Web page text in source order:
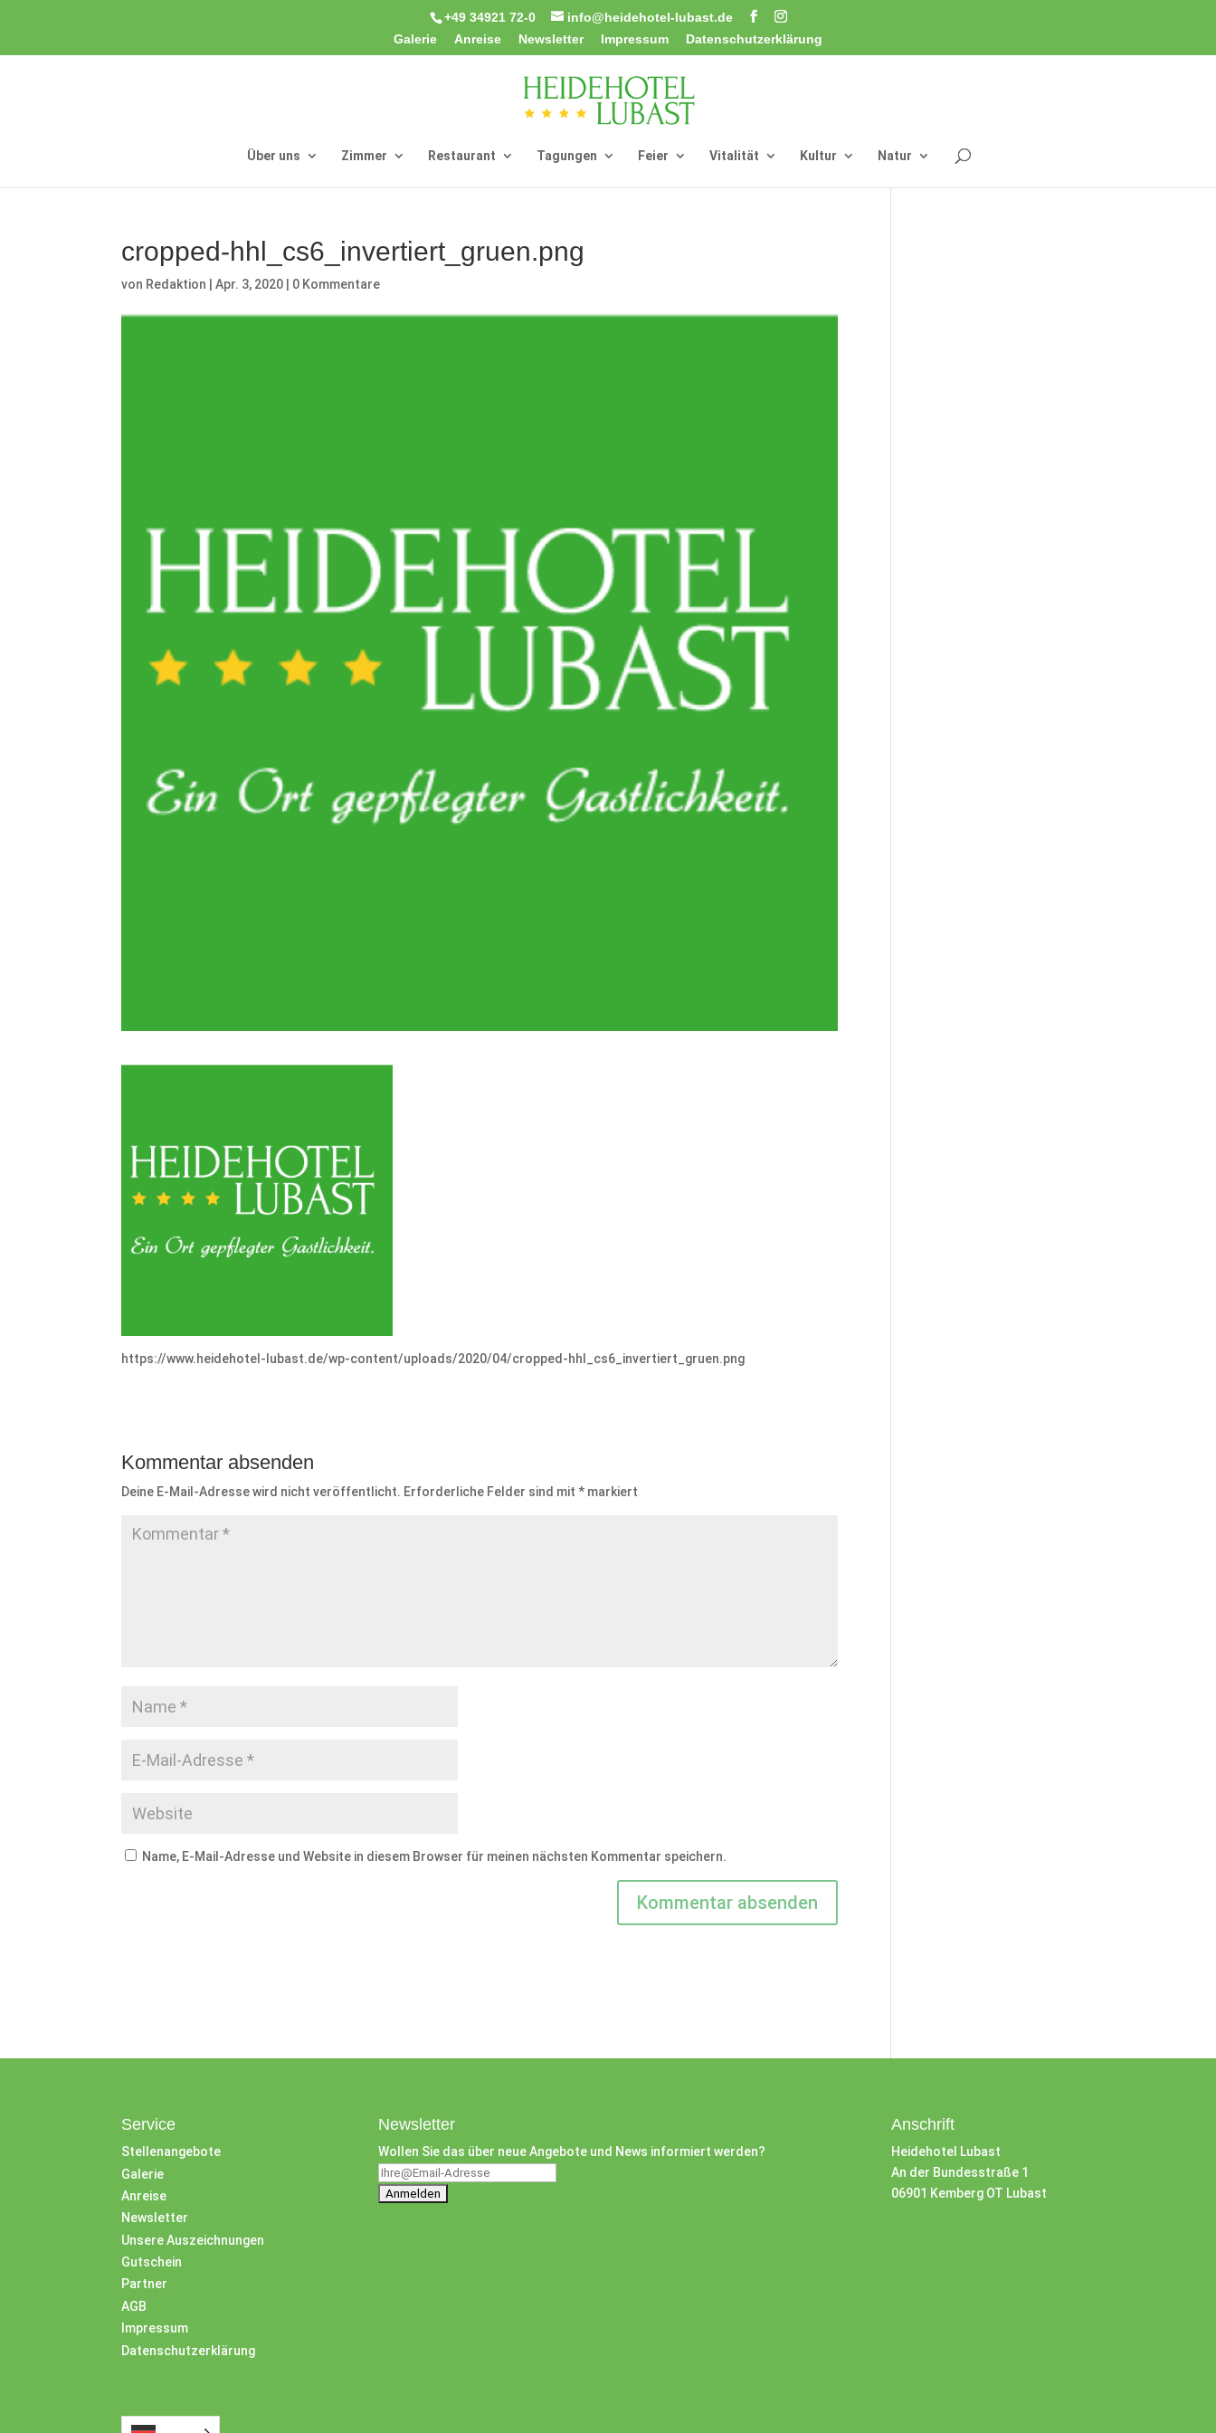
+49 34921 72-0
info@heidehotel-lubast.de
Galerie
Anreise Newsletter Impressum Datenschutzerklärung
Über uns Zimmer Restaurant Tagungen Feier Vitalität Kultur Natur
cropped-hhl_cs6_invertiert_gruen.png
von Redaktion |Apr. 3, 2020 0 Kommentare
https://www.heidehotel-lubast.de/wp-content/uploads/2020/04/cropped-hhl_cs6_invertiert_gruen.png
Kommentar absenden
Deine E-Mail-Adresse wird nicht veröffentlicht. Erforderliche Felder sind mit* markiert
Name, E-Mail-Adresse und Website in diesem Browser für meinen nächsten Kommentar speichern.
Service
Stellenangebote
Galerie
Anreise
Newsletter
Unsere Auszeichnungen
Gutschein
Partner
AGB
Impressum
Datenschutzerklärung
Newsletter
Wollen Sie das über neue Angebote und News informiert werden?
Anschrift
Heidehotel Lubast
An der Bundesstraße 1
06901 Kemberg OT Lubast